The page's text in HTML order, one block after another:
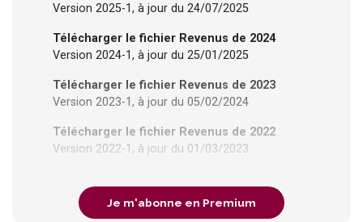
Version 2025-1, à jour du 24/07/2025
Télécharger le fichier Revenus de 2024
Version 2024-1, à jour du 25/01/2025
Télécharger le fichier Revenus de 2023
Version 2023-1, à jour du 05/02/2024
Télécharger le fichier Revenus de 2022
Version 2022-1, à jour du 01/03/2023
Je m'abonne en Premium